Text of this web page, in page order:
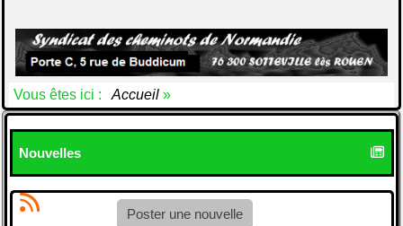
Vous êtes ici : Accueil »
Nouvelles
Poster une nouvelle